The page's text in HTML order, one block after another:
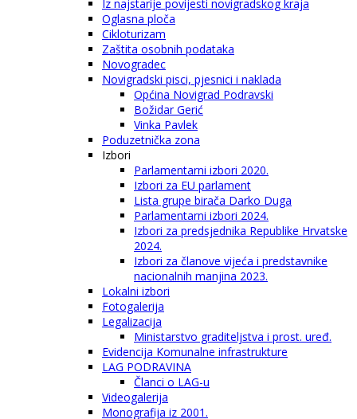
Iz najstarije povijesti novigradskog kraja
Oglasna ploča
Cikloturizam
Zaštita osobnih podataka
Novogradec
Novigradski pisci, pjesnici i naklada
Općina Novigrad Podravski
Božidar Gerić
Vinka Pavlek
Poduzetnička zona
Izbori
Parlamentarni izbori 2020.
Izbori za EU parlament
Lista grupe birača Darko Duga
Parlamentarni izbori 2024.
Izbori za predsjednika Republike Hrvatske
2024.
Izbori za članove vijeća i predstavnike
nacionalnih manjina 2023.
Lokalni izbori
Fotogalerija
Legalizacija
Ministarstvo graditeljstva i prost. uređ.
Evidencija Komunalne infrastrukture
LAG PODRAVINA
Članci o LAG-u
Videogalerija
Monografija iz 2001.